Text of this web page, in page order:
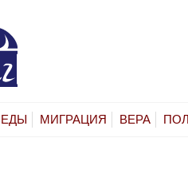
МИГРАЦИЯ ВЕРА